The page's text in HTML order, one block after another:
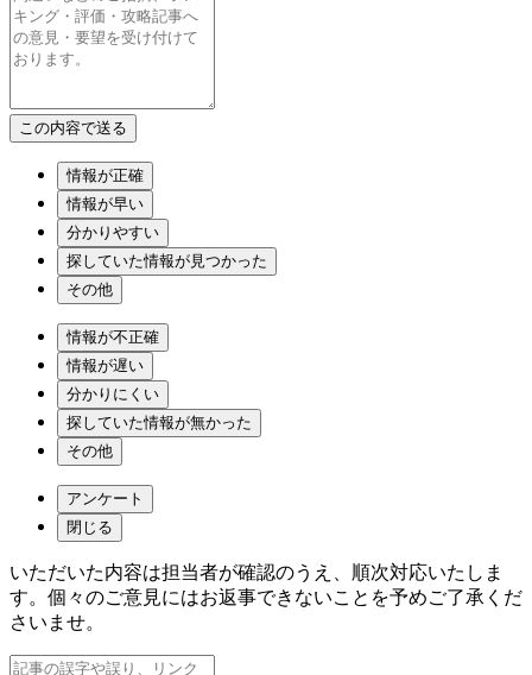
情報が正確
情報が早い
分かりやすい
探していた情報が見つかった
その他
情報が不正確
情報が遅い
分かりにくい
探していた情報が無かった
その他
アンケート
閉じる
いただいた内容は担当者が確認のうえ、順次対応いたしま
す。個々のご意見にはお返事できないことを予めご了承くだ
さいませ。